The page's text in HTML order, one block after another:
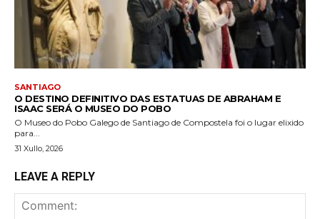
SANTIAGO
O DESTINO DEFINITIVO DAS ESTATUAS DE ABRAHAM E
ISAAC SERÁ O MUSEO DO POBO
O Museo do Pobo Galego de Santiago de Compostela foi o lugar elixido
para...
31 Xullo, 2026
LEAVE A REPLY